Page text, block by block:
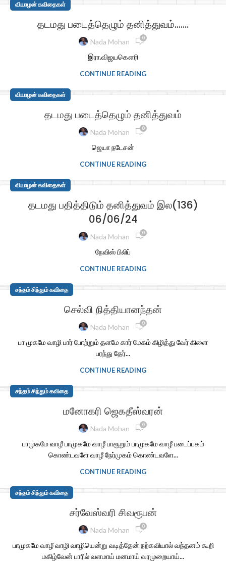
வியாழன் கவிதைகள்
தடமது படைத்தெழும் தனித்துவம்…….
Nada Mohan 0
இரா.விஜயகௌரி
CONTINUE READING
வியாழன் கவிதைகள்
தடமது படைத்தெழும் தனித்துவம்
Nada Mohan 0
ஜெயா நடேசன்
CONTINUE READING
வியாழன் கவிதைகள்
தடமது பதித்திடும் தனித்துவம் இல(136)
06/06/24
Nada Mohan 0
நேவிஸ் பிலிப்
CONTINUE READING
சந்தம் சிந்தும் கவிதை
செல்வி நித்தியானந்தன்
Nada Mohan 0
பா முகமே வாழி பார் போற்றும் தளமே கார் மேகம் கிழித்து வேர் கிளை
பரந்து தேர்...
CONTINUE READING
சந்தம் சிந்தும் கவிதை
மனோகரி ஜெகதீஸ்வரன்
Nada Mohan 0
பாமுகமே வாழீ பாமுகமே வாழீ பாரூறும் பாமுகமே வாழீ படைப்பகம்
கொண்டவளே வாழீ நேர்முகம் கொண்டவளே...
CONTINUE READING
சந்தம் சிந்தும் கவிதை
சர்வேஸ்வரி சிவரூபன்
Nada Mohan 0
பாமுகமே வாழீ வாழி வாழியென்று வடித்தேன் நற்கவியால் வந்தனம் கூறி
மகிழ்வேன் பாரில் வளமாய் மனமாய் வரமுறையாய்...